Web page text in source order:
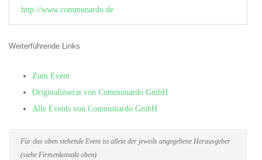
http://www.communardo.de
Weiterführende Links
Zum Event
Originalinserat von Communardo GmbH
Alle Events von Communardo GmbH
Für das oben stehende Event ist allein der jeweils angegebene Herausgeber
(siehe Firmenkontakt oben)